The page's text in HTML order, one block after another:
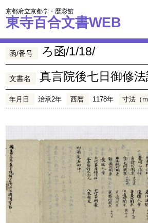
京都府立京都学・歴彩館
東寺百合文書WEB
函/番号 ろ函/1/18/
文書名 真言院後七日御修
年月日 治承2年 西暦 1178年 寸法（